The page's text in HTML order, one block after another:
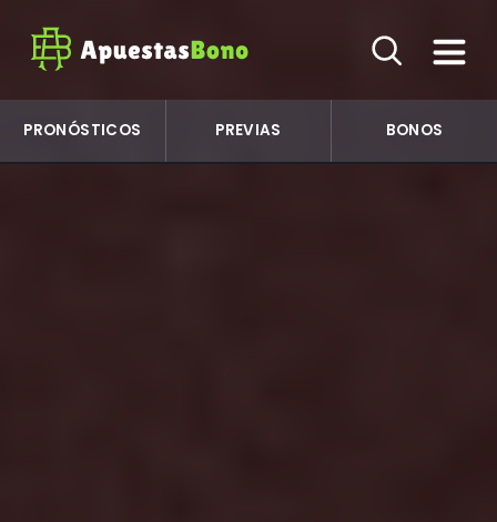
PRONÓSTICOS PREVIAS BONOS